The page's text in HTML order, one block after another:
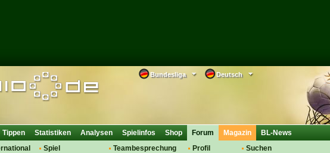
Deutsch
Bundesliga
Tippen Statistiken Analysen Spielinfos Shop
Forum
Spiel
Teambesprechung
Profil
Suchen
Magazin BL-News